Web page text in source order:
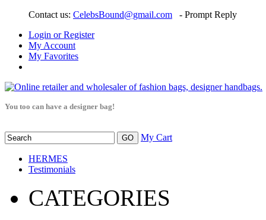
Contact us: CelebsBound@gmail.com
- Prompt Reply
Login or Register
My Account
My Favorites
You too can have a designer bag!
My Cart
HERMES
Testimonials
CATEGORIES